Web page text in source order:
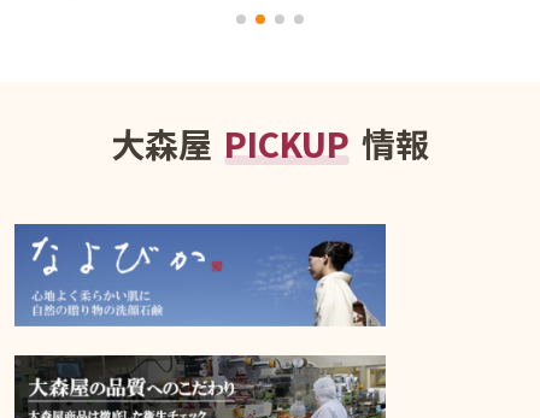
大森屋 PICKUP 情報